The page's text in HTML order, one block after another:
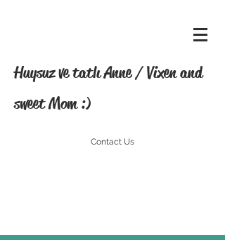
Huysuz ve tatlı Anne / Vixen and
sweet Mom :)
Contact Us